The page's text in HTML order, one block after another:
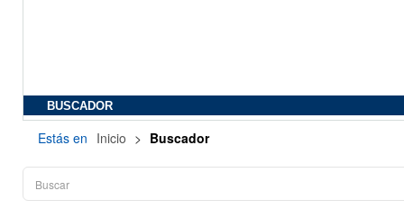
BUSCADOR
Estás en Inicio > Buscador